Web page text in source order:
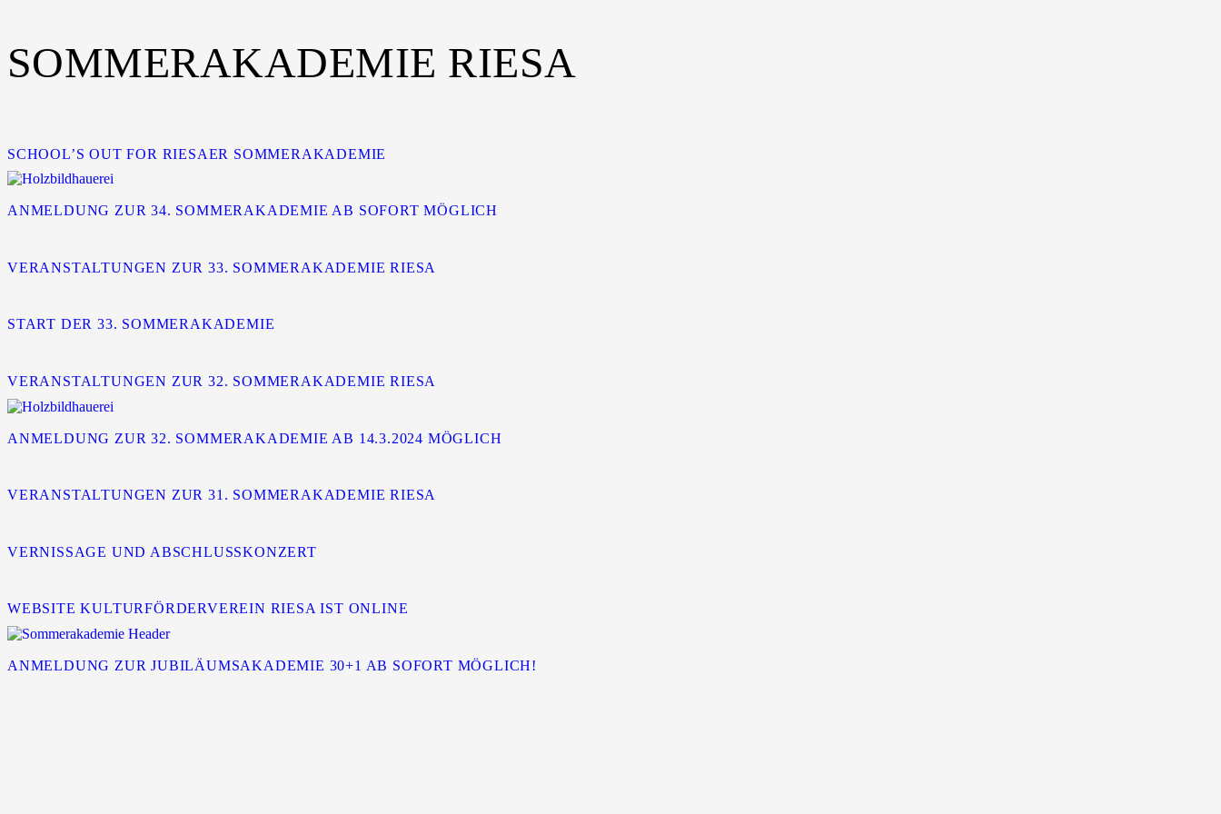
SOMMERAKADEMIE RIESA
SCHOOL’S OUT FOR RIESAER SOMMERAKADEMIE
ANMELDUNG ZUR 34. SOMMERAKADEMIE AB SOFORT MÖGLICH
VERANSTALTUNGEN ZUR 33. SOMMERAKADEMIE RIESA
START DER 33. SOMMERAKADEMIE
VERANSTALTUNGEN ZUR 32. SOMMERAKADEMIE RIESA
ANMELDUNG ZUR 32. SOMMERAKADEMIE AB 14.3.2024 MÖGLICH
VERANSTALTUNGEN ZUR 31. SOMMERAKADEMIE RIESA
VERNISSAGE UND ABSCHLUSSKONZERT
WEBSITE KULTURFÖRDERVEREIN RIESA IST ONLINE
ANMELDUNG ZUR JUBILÄUMSAKADEMIE 30+1 AB SOFORT MÖGLICH!